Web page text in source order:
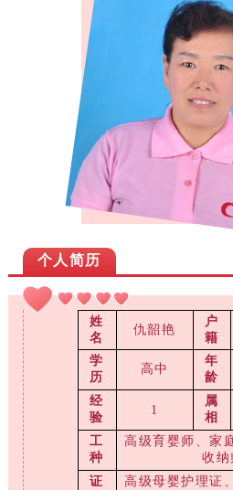
个人简历
姓
名
仇韶艳
户
籍
学
历
高中
年
龄
经
验
1
属
相
工
种
高级育婴师、家
收纳
证
高级母婴护理证